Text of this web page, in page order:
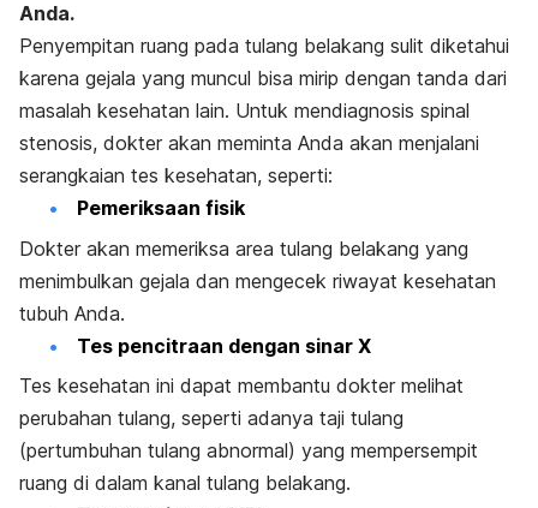
Anda.
Penyempitan ruang pada tulang belakang sulit diketahui
karena gejala yang muncul bisa mirip dengan tanda dari
masalah kesehatan lain. Untuk mendiagnosis spinal
stenosis, dokter akan meminta Anda akan menjalani
serangkaian tes kesehatan, seperti:
Pemeriksaan fisik
Dokter akan memeriksa area tulang belakang yang
menimbulkan gejala dan mengecek riwayat kesehatan
tubuh Anda.
Tes pencitraan dengan sinar X
Tes kesehatan ini dapat membantu dokter melihat
perubahan tulang, seperti adanya taji tulang
(pertumbuhan tulang abnormal) yang mempersempit
ruang di dalam kanal tulang belakang.